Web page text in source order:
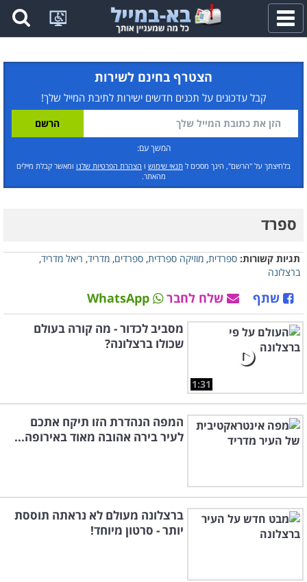
פתח
תפריט
הצטרף בחינם לשירות
קבל עדכונים על תכנים חדשים ישירות לתיבת המייל שלך!
המשך עם:
בלחיצתך על "הרשם", הינך מסכים ל תנאי שימוש ו הצהרת הפרטיות שלנו ומאשר קבלת מיילים
מהאתר.
ספרד
תגיות קשורות: ספרדית, מוזיקה ספרדית, ספרדים, מדריד, ריאל מדריד,
ברצלונה
שתף שלח לחבר WhatsApp
1:31
מסביב לכדור - מה קורה בעולם
שכולו ברצלונה?
המפה הנהדרת הזו תיקח אתכם
לעיר בירה אהובה מאוד באירופה...
ברצלונה מעולם לא נראתה תוססת
יותר - סרטון מיוחד!